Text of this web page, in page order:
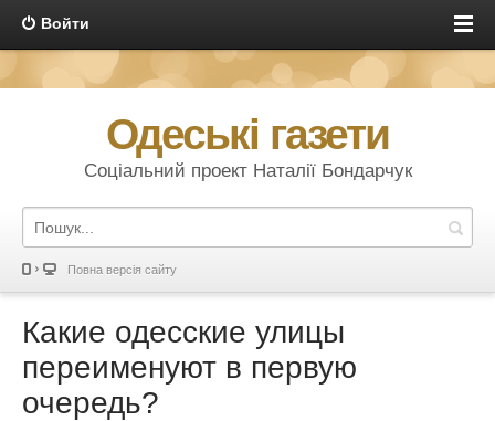
Войти
Одеські газети
Соціальний проект Наталії Бондарчук
Повна версія сайту
Какие одесские улицы
переименуют в первую
очередь?